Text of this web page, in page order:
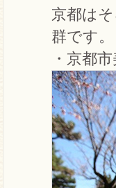
京都は
群です。
・京都